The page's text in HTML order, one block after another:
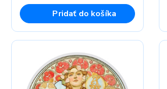
Pridať do košíka